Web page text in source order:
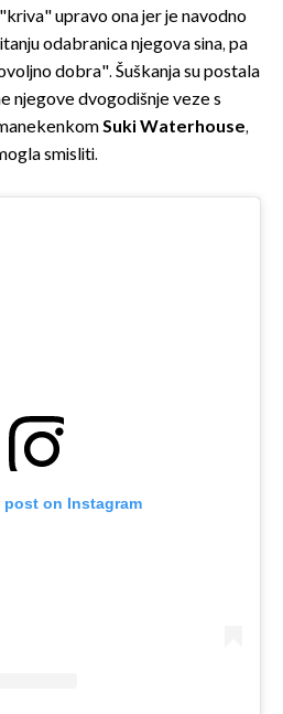
upravo ona jer je navodno
odabranica njegova sina, pa
dobra". Šuškanja su postala
njegove dvogodišnje veze s
Suki Waterhouse,
smisliti.
post on Instagram